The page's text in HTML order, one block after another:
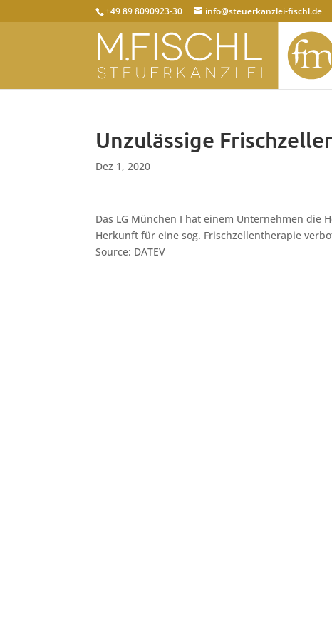
+49 89 8090923-30 info@steuerkanzlei-fischl.de
Unzulässige
Dez 1, 2020
Das LG München I hat einem Unternehmen die
Herkunft für eine sog. Frischzellentherapie
Source: DATEV